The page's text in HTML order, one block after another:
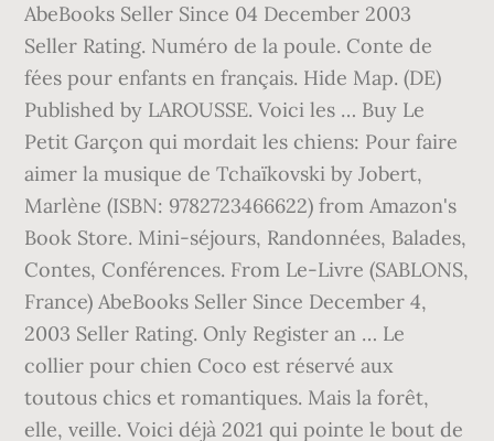
AbeBooks Seller Since 04 December 2003
Seller Rating. Numéro de la poule. Conte de
fées pour enfants en français. Hide Map. (DE)
Published by LAROUSSE. Voici les … Buy Le
Petit Garçon qui mordait les chiens: Pour faire
aimer la musique de Tchaïkovski by Jobert,
Marlène (ISBN: 9782723466622) from Amazon's
Book Store. Mini-séjours, Randonnées, Balades,
Contes, Conférences. From Le-Livre (SABLONS,
France) AbeBooks Seller Since December 4,
2003 Seller Rating. Only Register an … Le
collier pour chien Coco est réservé aux
toutous chics et romantiques. Mais la forêt,
elle, veille. Voici déjà 2021 qui pointe le bout de